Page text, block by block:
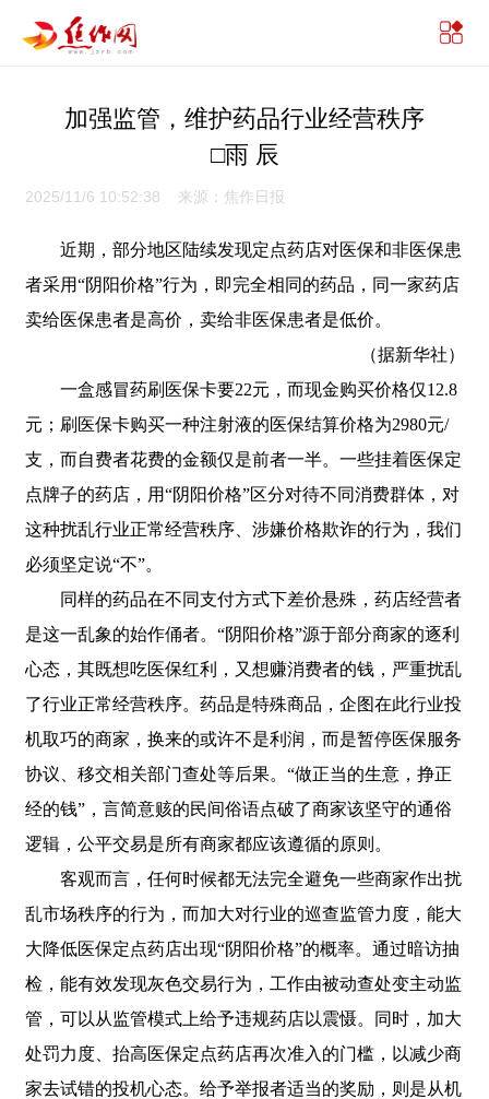
加强监管，维护药品行业经营秩序
□雨 辰
2025/11/6 10:52:38 来源：焦作日报
近期，部分地区陆续发现定点药店对医保和非医保患
者采用“阴阳价格”行为，即完全相同的药品，同一家药店
卖给医保患者是高价，卖给非医保患者是低价。
（据新华社）
一盒感冒药刷医保卡要22元，而现金购买价格仅12.8
元；刷医保卡购买一种注射液的医保结算价格为2980元/
支，而自费者花费的金额仅是前者一半。一些挂着医保定
点牌子的药店，用“阴阳价格”区分对待不同消费群体，对
这种扰乱行业正常经营秩序、涉嫌价格欺诈的行为，我们
必须坚定说“不”。
同样的药品在不同支付方式下差价悬殊，药店经营者
是这一乱象的始作俑者。“阴阳价格”源于部分商家的逐利
心态，其既想吃医保红利，又想赚消费者的钱，严重扰乱
了行业正常经营秩序。药品是特殊商品，企图在此行业投
机取巧的商家，换来的或许不是利润，而是暂停医保服务
协议、移交相关部门查处等后果。“做正当的生意，挣正
经的钱”，言简意赅的民间俗语点破了商家该坚守的通俗
逻辑，公平交易是所有商家都应该遵循的原则。
客观而言，任何时候都无法完全避免一些商家作出扰
乱市场秩序的行为，而加大对行业的巡查监管力度，能大
大降低医保定点药店出现“阴阳价格”的概率。通过暗访抽
检，能有效发现灰色交易行为，工作由被动查处变主动监
管，可以从监管模式上给予违规药店以震慑。同时，加大
处罚力度、抬高医保定点药店再次准入的门槛，以减少商
家去试错的投机心态。给予举报者适当的奖励，则是从机